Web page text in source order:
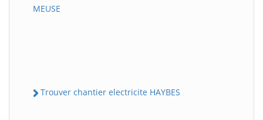
MEUSE
Trouver chantier electricite HAYBES